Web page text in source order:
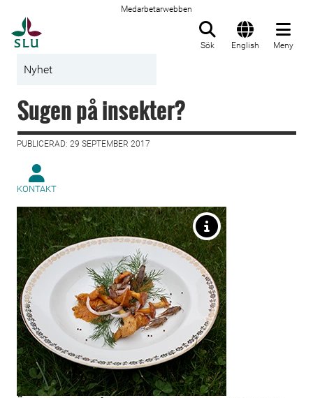
Medarbetarwebben
Sök English Meny
Nyhet
Sugen på insekter?
PUBLICERAD: 29 SEPTEMBER 2017
KONTAKT